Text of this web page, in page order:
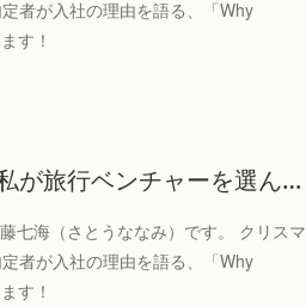
者が入社の理由を語る、「Why
す！
が旅行ベンチャーを選ん…
七海（さとうななみ）です。 クリスマ
者が入社の理由を語る、「Why
す！